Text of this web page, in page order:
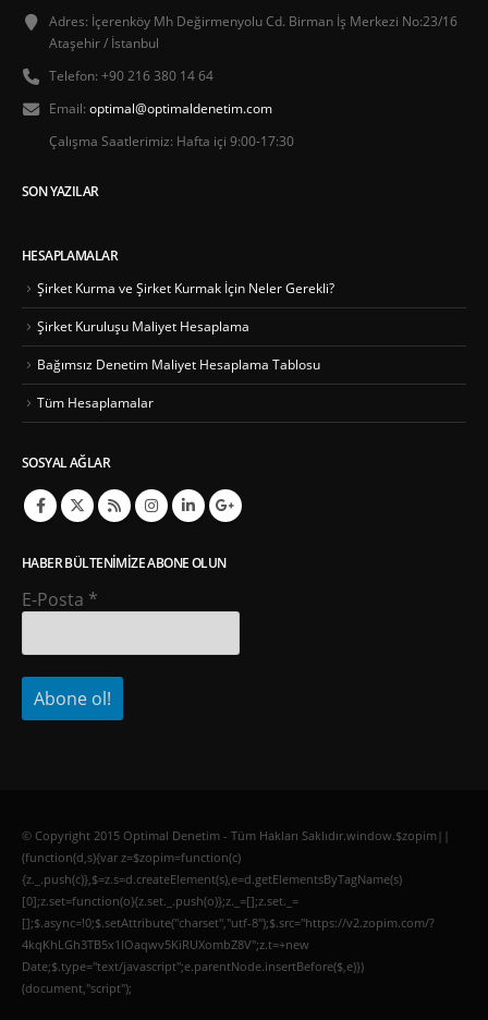
Adres: İçerenköy Mh Değirmenyolu Cd. Birman İş Merkezi No:23/16
Ataşehir / İstanbul
Telefon: +90 216 380 14 64
Email: optimal@optimaldenetim.com
Çalışma Saatlerimiz: Hafta içi 9:00-17:30
SON YAZILAR
HESAPLAMALAR
Şirket Kurma ve Şirket Kurmak İçin Neler Gerekli?
Şirket Kuruluşu Maliyet Hesaplama
Bağımsız Denetim Maliyet Hesaplama Tablosu
Tüm Hesaplamalar
SOSYAL AĞLAR
HABER BÜLTENIMIZE ABONE OLUN
E-Posta *
© Copyright 2015 Optimal Denetim - Tüm Hakları Saklıdır.window.$zopim||
(function(d,s){var z=$zopim=function(c)
{z._.push(c)},$=z.s=d.createElement(s),e=d.getElementsByTagName(s)
[0];z.set=function(o){z.set._.push(o)};z._=[];z.set._=
[];$.async=!0;$.setAttribute("charset","utf-8");$.src="https://v2.zopim.com/?
4kqKhLGh3TB5x1lOaqwv5KiRUXombZ8V";z.t=+new
Date;$.type="text/javascript";e.parentNode.insertBefore($,e)})
(document,"script");